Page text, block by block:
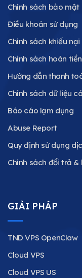
Chính sách bảo mật
Điều khoản sử dụng
Chính sách khiếu nại
Chính sách hoàn
Hướng dẫn thanh
Chính sách dữ liệu
Báo cáo lạm dụng
Abuse Report
Quy định sử dụng
Chính sách đổi trả &
GIẢI PHÁP
TND VPS OpenClaw
Cloud VPS
Cloud VPS US